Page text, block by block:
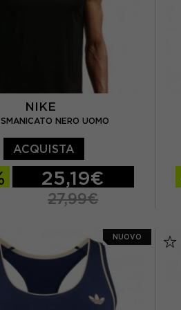
NIKE
NERO UOMO
ACQUISTA
25,19€
27,99€
NUOVO